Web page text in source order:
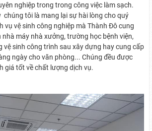
nghiệp trong trong công việc làm sạch.
chúng tôi là mang lại sự hài lòng cho quý
vụ vệ sinh công nghiệp mà Thành Đô cung
nhà máy nhà xưởng, trường học bệnh viện,
vệ sinh công trình sau xây dựng hay cung cấp
ngày cho văn phòng... Chúng đều được
giá tốt về chất lượng dịch vụ.